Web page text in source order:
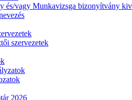
és/vagy Munkavizsga bizonyítvány
szervezetek
2026